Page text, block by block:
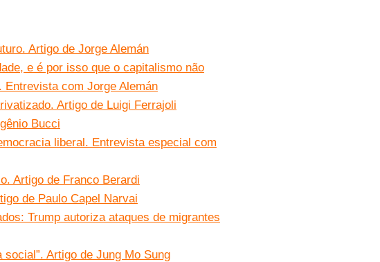
Artigo de Jorge Alemán
e é por isso que o capitalismo não
Entrevista com Jorge Alemán
Artigo de Luigi Ferrajoli
Bucci
liberal. Entrevista especial com
Artigo de Franco Berardi
de Paulo Capel Narvai
Trump autoriza ataques de migrantes
Artigo de Jung Mo Sung